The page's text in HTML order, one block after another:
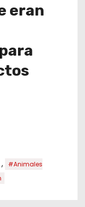
eran
,
#Animales